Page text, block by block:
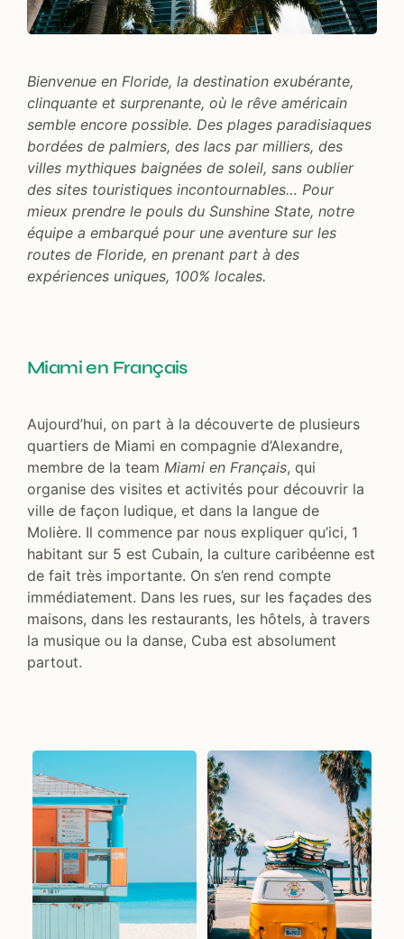
Bienvenue en Floride, la destination exubérante,
clinquante et surprenante, où le rêve américain
semble encore possible. Des plages paradisiaques
bordées de palmiers, des lacs par milliers, des
villes mythiques baignées de soleil, sans oublier
des sites touristiques incontournables… Pour
mieux prendre le pouls du Sunshine State, notre
équipe a embarqué pour une aventure sur les
routes de Floride, en prenant part à des
expériences uniques, 100% locales.
Miami en Français
Aujourd’hui, on part à la découverte de plusieurs
quartiers de Miami en compagnie d’Alexandre,
membre de la team Miami en Français, qui
organise des visites et activités pour découvrir la
ville de façon ludique, et dans la langue de
Molière. Il commence par nous expliquer qu’ici, 1
habitant sur 5 est Cubain, la culture caribéenne est
de fait très importante. On s’en rend compte
immédiatement. Dans les rues, sur les façades des
maisons, dans les restaurants, les hôtels, à travers
la musique ou la danse, Cuba est absolument
partout.